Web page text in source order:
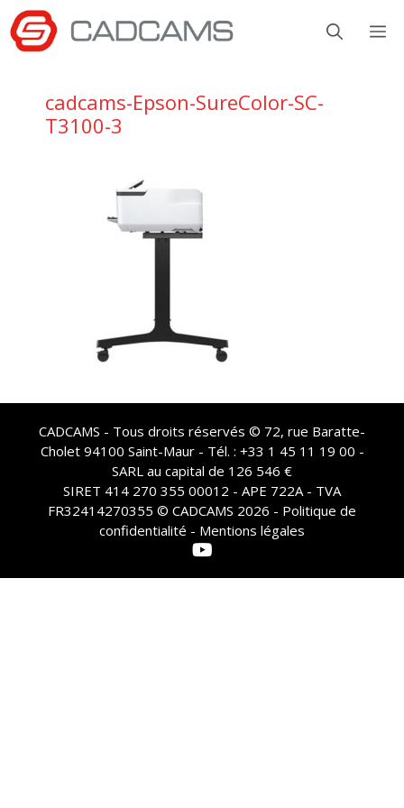
Aller
au
contenu
cadcams-Epson-SureColor-SC-
T3100-3
CADCAMS - Tous droits réservés © 72, rue Baratte-
Cholet 94100 Saint-Maur - Tél. : +33 1 45 11 19 00 -
SARL au capital de 126 546 €
SIRET 414 270 355 00012 - APE 722A - TVA
FR32414270355 © CADCAMS 2026 - Politique de
confidentialité - Mentions légales